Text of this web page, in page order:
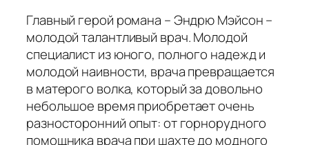
Главный герой романа – Эндрю Мэйсон –
молодой талантливый врач. Молодой
специалист из юного, полного надежд и
молодой наивности, врача превращается
в матерого волка, который за довольно
небольшое время приобретает очень
разносторонний опыт: от горнорудного
помощника врача при шахте до модного